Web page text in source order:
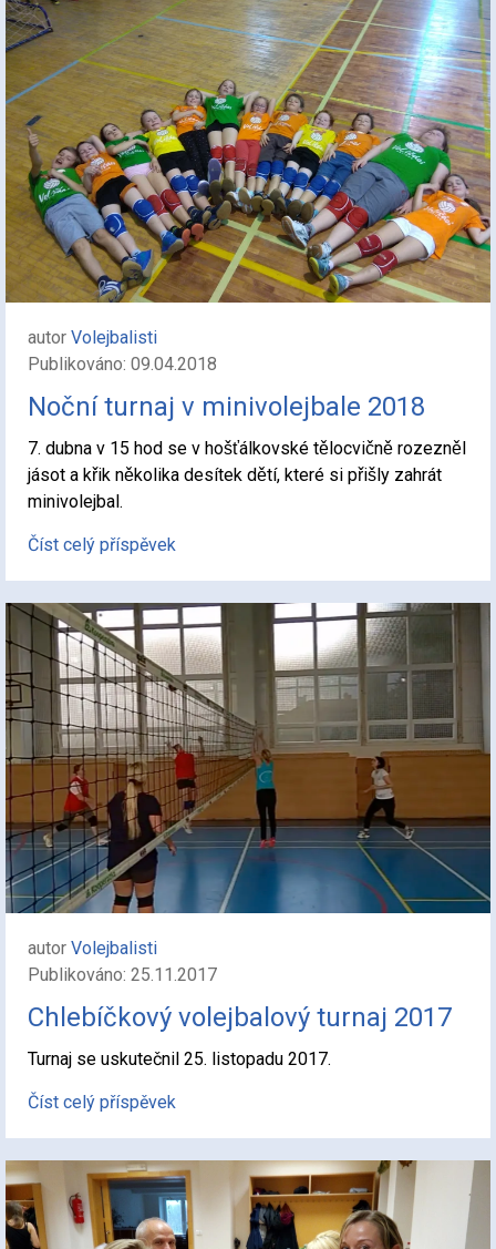
autor Volejbalisti
Publikováno: 09.04.2018
Noční turnaj v minivolejbale 2018
7. dubna v 15 hod se v hošťálkovské tělocvičně rozezněl
jásot a křik několika desítek dětí, které si přišly zahrát
minivolejbal.
Číst celý příspěvek
autor Volejbalisti
Publikováno: 25.11.2017
Chlebíčkový volejbalový turnaj 2017
Turnaj se uskutečnil 25. listopadu 2017.
Číst celý příspěvek